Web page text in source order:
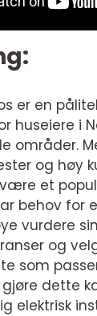
er en
huseiere i
områder.
og høy
et
behov for
vurdere
og
som
dette
elektrisk